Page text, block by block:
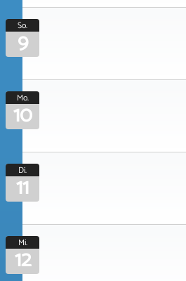
So.
9
Mo.
10
Di.
11
Mi.
12